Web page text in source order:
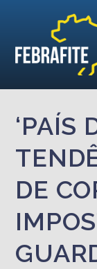
‘PAÍS
DE